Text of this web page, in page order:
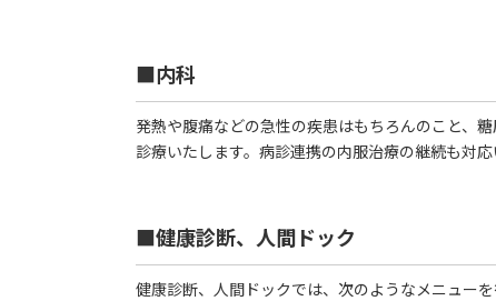
■内科
発熱や腹痛などの急性の疾患はもちろんのこと、
診療いたします。病診連携の内服治療の継続も対
■健康診断、人間ドック
健康診断、人間ドックでは、次のようなメニューを